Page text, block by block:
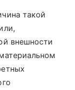
такой
внешности